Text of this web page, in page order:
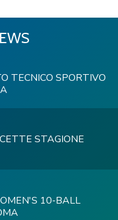
TECNICO SPORTIVO
STAGIONE
10-BALL